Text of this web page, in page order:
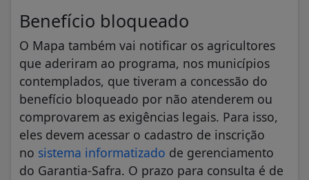
Benefício bloqueado
O Mapa também vai notificar os agricultores
que aderiram ao programa, nos municípios
contemplados, que tiveram a concessão do
benefício bloqueado por não atenderem ou
comprovarem as exigências legais. Para isso,
eles devem acessar o cadastro de inscrição
no sistema informatizado de gerenciamento
do Garantia-Safra. O prazo para consulta é de